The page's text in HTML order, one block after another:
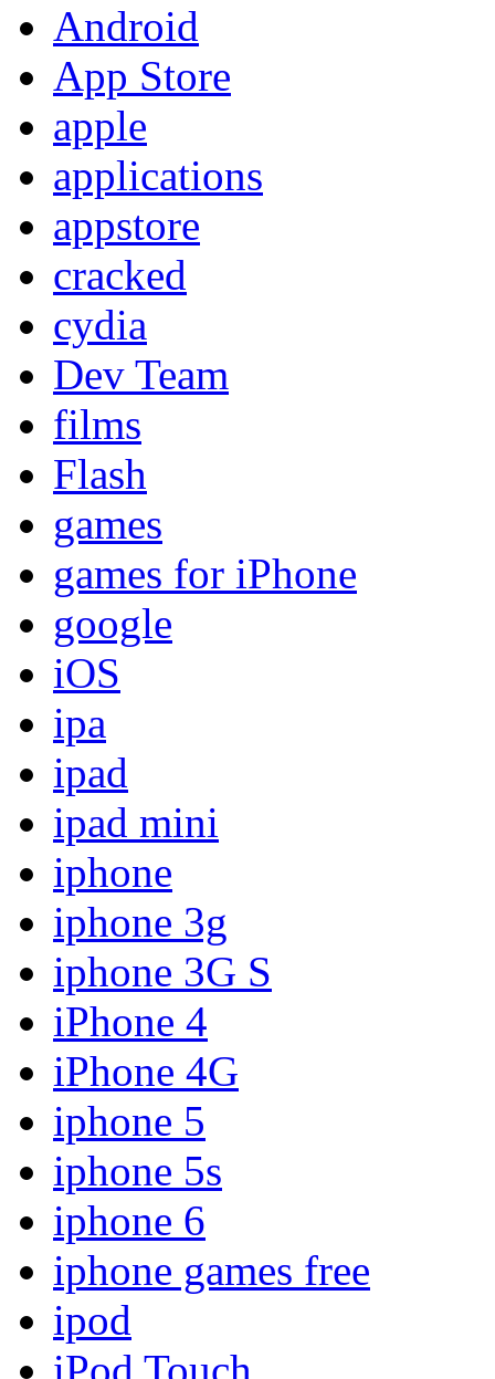
Android
App Store
apple
applications
appstore
cracked
cydia
Dev Team
films
Flash
games
games for iPhone
google
iOS
ipa
ipad
ipad mini
iphone
iphone 3g
iphone 3G S
iPhone 4
iPhone 4G
iphone 5
iphone 5s
iphone 6
iphone games free
ipod
iPod Touch